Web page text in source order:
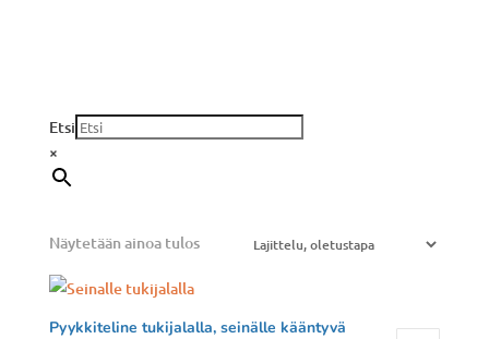
Etsi
×
Näytetään ainoa tulos
Pyykkiteline tukijalalla, seinälle kääntyvä